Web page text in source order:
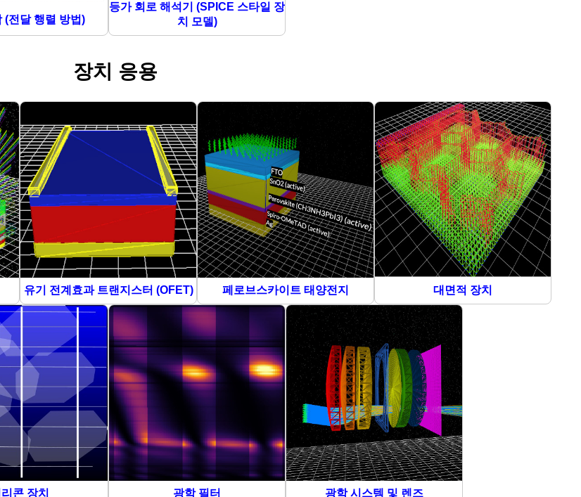
(전달 행렬 방법)
등가 회로 해석기 (SPICE 스타일 장
치 모델)
장치 응용
유기 전계효과 트랜지스터 (OFET) 페로브스카이트 태양전지 대면적 장치
콘 장치 광학 필터 광학 시스템 및 렌즈